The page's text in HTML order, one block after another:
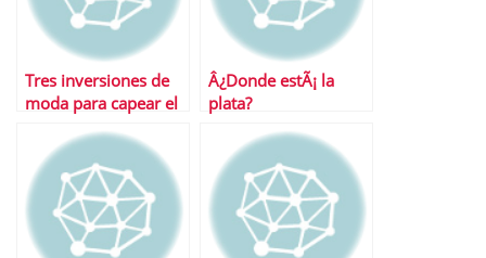
Tres inversiones de
moda para capear el
Â¿Donde estÃ¡ la
plata?